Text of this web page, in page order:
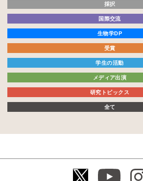
採択
国際交流
生物学DP
受賞
学生の活動
メディア出演
研究トピックス
全て